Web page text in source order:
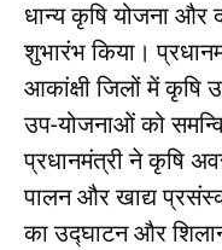
धान्य कृषि योजना और
शुभारंभ किया।
आकांक्षी जिलों में कृषि
उप-योजनाओं को
प्रधानमंत्री ने कृषि
पालन और खाद्य
का उद्घाटन और